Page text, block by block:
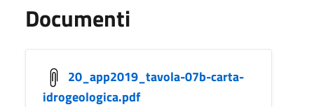
Documenti
20_app2019_tavola-07b-carta-
idrogeologica.pdf